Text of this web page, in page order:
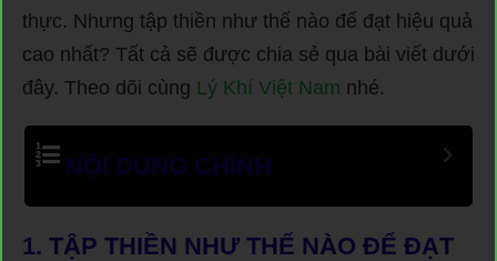
thực. Nhưng tập thiền như thế nào để đạt hiệu quả
cao nhất? Tất cả sẽ được chia sẻ qua bài viết dưới
đây. Theo dõi cùng Lý Khí Việt Nam nhé.
NỘI DUNG CHÍNH
1. TẬP THIỀN NHƯ THẾ NÀO ĐỂ ĐẠT